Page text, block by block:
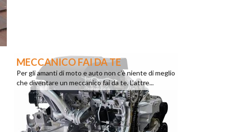
MECCANICO FAI DA TE
Per gli amanti di moto e auto non c’è niente di meglio
che diventare un meccanico fai da te. L’attre...